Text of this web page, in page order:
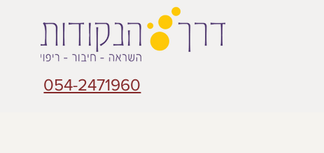
054-2471960